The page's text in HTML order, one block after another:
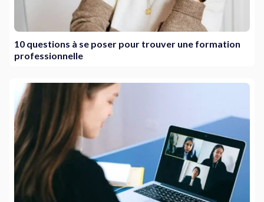
10 questions à se poser pour trouver une formation
professionnelle